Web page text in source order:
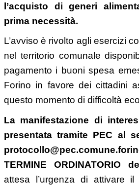
l’acquisto di generi
prima necessità.
L’avviso è rivolto agli esercizi
nel territorio comunale
pagamento i buoni spesa
Forino in favore dei cittadini
questo momento di difficoltà
La manifestazione di
presentata tramite PEC al
TERMINE ORDINATORIO
attesa l’urgenza di attivare